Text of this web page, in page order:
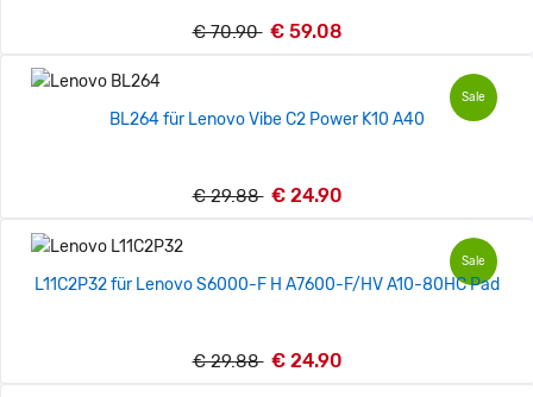
€ 70.90 € 59.08
Sale
BL264 für Lenovo Vibe C2 Power K10 A40
€ 29.88 € 24.90
Sale
L11C2P32 für Lenovo S6000-F H A7600-F/HV A10-80HC Pad
€ 29.88 € 24.90